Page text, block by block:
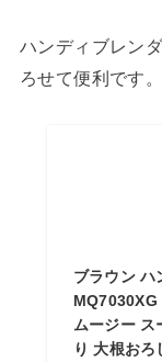
ハンディブレン
ろせて便利です。
ブラウン ハ
MQ7030XG
ムージー ス
り 大根お